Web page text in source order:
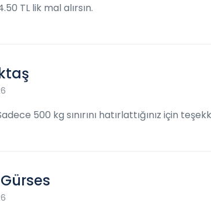
TL lik mal alırsın.
500 kg sınırını hatırlattığınız için